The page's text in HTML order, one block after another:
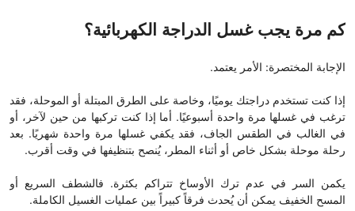
كم مرة يجب غسل الدراجة الكهربائية؟
الإجابة المختصرة: الأمر يعتمد.
إذا كنت تستخدم دراجتك يوميًا، وخاصة على الطرق المبتلة أو الموحلة، فقد
ترغب في غسلها مرة واحدة أسبوعيًا. أما إذا كنت تركبها من حين لآخر، أو
في الغالب في الطقس الجاف، فقد يكفي غسلها مرة واحدة شهريًا. بعد
رحلة موحلة بشكل خاص أو أثناء المطر، يُنصح بتنظيفها في وقت أقرب.
يكمن السر في عدم ترك الأوساخ تتراكم بكثرة. فالشطف السريع أو
المسح الخفيف يمكن أن يُحدث فرقاً كبيراً بين عمليات الغسيل الكاملة.